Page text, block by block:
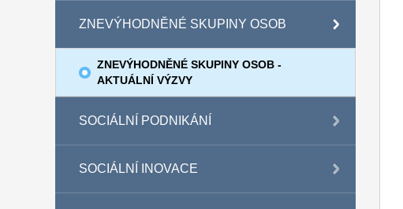
ZNEVÝHODNĚNÉ SKUPINY OSOB
ZNEVÝHODNĚNÉ SKUPINY OSOB -
AKTUÁLNÍ VÝZVY
SOCIÁLNÍ PODNIKÁNÍ
SOCIÁLNÍ INOVACE